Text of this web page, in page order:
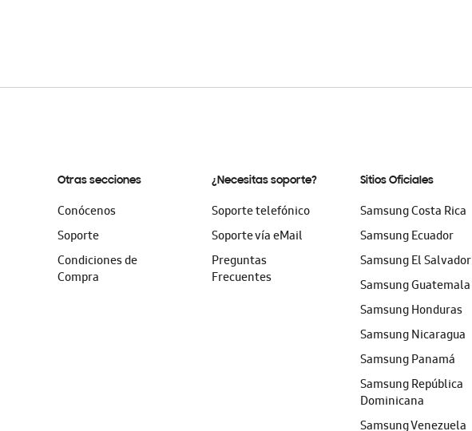
Otras secciones
Conócenos
Soporte
Condiciones de
Compra
¿Necesitas soporte?
Soporte telefónico
Soporte vía eMail
Preguntas
Frecuentes
Sitios Oficiales
Samsung Costa Rica
Samsung Ecuador
Samsung El Salvador
Samsung Guatemala
Samsung Honduras
Samsung Nicaragua
Samsung Panamá
Samsung República
Dominicana
Samsung Venezuela